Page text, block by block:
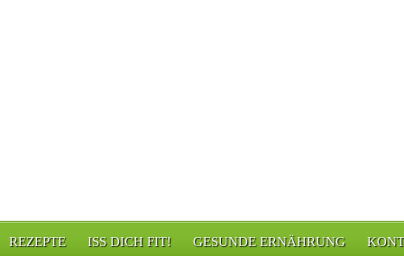
REZEPTE ISS DICH FIT! GESUNDE ERNÄHRUNG